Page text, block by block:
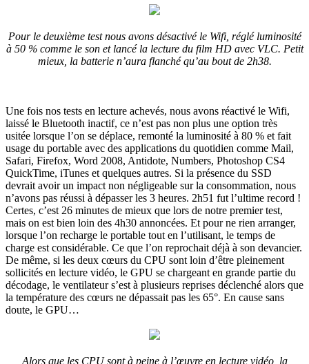
Pour le deuxième test nous avons désactivé le Wifi, réglé luminosité
à 50 % comme le son et lancé la lecture du film HD avec VLC. Petit
mieux, la batterie n’aura flanché qu’au bout de 2h38.
Une fois nos tests en lecture achevés, nous avons réactivé le Wifi,
laissé le Bluetooth inactif, ce n’est pas non plus une option très
usitée lorsque l’on se déplace, remonté la luminosité à 80 % et fait
usage du portable avec des applications du quotidien comme Mail,
Safari, Firefox, Word 2008, Antidote, Numbers, Photoshop CS4
QuickTime, iTunes et quelques autres. Si la présence du SSD
devrait avoir un impact non négligeable sur la consommation, nous
n’avons pas réussi à dépasser les 3 heures. 2h51 fut l’ultime record !
Certes, c’est 26 minutes de mieux que lors de notre premier test,
mais on est bien loin des 4h30 annoncées. Et pour ne rien arranger,
lorsque l’on recharge le portable tout en l’utilisant, le temps de
charge est considérable. Ce que l’on reprochait déjà à son devancier.
De même, si les deux cœurs du CPU sont loin d’être pleinement
sollicités en lecture vidéo, le GPU se chargeant en grande partie du
décodage, le ventilateur s’est à plusieurs reprises déclenché alors que
la température des cœurs ne dépassait pas les 65°. En cause sans
doute, le GPU…
Alors que les CPU sont à peine à l’œuvre en lecture vidéo, la